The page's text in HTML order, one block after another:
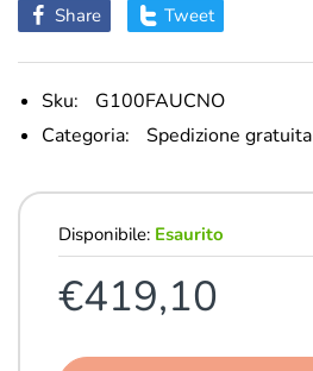
Share Tweet
Sku:
G100FAUCNO
Categoria:
Spedizione gratuita
Disponibile: Esaurito
€419,10